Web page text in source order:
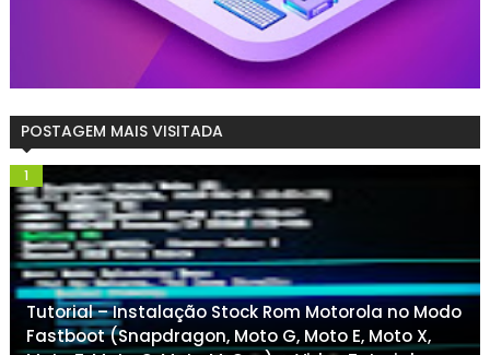
POSTAGEM MAIS VISITADA
Tutorial – Instalação Stock Rom Motorola no Modo
Fastboot (Snapdragon, Moto G, Moto E, Moto X,